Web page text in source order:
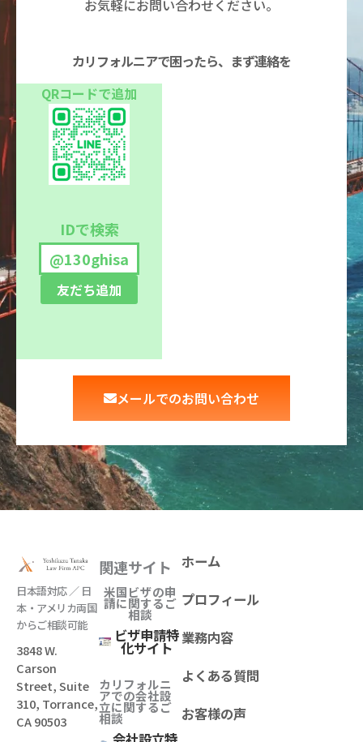
お気軽にお問い合わせください。
カリフォルニアで困ったら、まず連絡を
QRコードで追加
IDで検索
@130ghisa
友だち追加
メールでのお問い合わせ
日本語対応 ／ 日
本・アメリカ両国
からご相談可能
3848 W.
Carson
Street, Suite
310, Torrance,
CA 90503
関連サイト
米国ビザの申
請に関するご
相談
ビザ申請特
化サイト
カリフォルニ
アでの会社設
立に関するご
相談
ホーム
プロフィール
業務内容
よくある質問
お客様の声